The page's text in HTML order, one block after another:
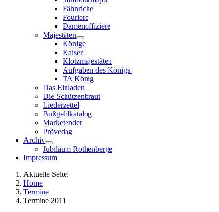
Fähnriche
Fouriere
Damenoffiziere
Majestäten
Könige
Kaiser
Klotzmajestäten
Aufgaben des Königs
TA König
Das Einladen
Die Schützenbraut
Liederzettel
Bußgeldkatalog
Marketender
Prövedag
Archiv
Jubiläum Rothenberge
Impressum
Aktuelle Seite:
Home
Termine
Termine 2011